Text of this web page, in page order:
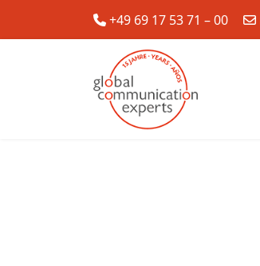
+49 69 17 53 71 – 00